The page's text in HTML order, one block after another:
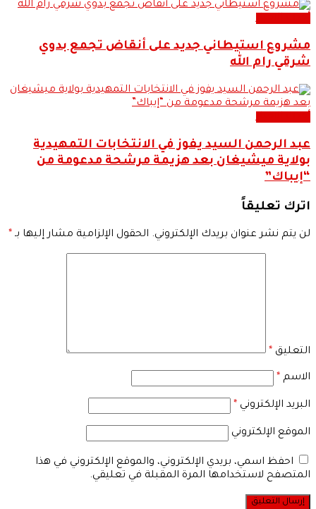
مشروع استيطاني جديد على أنقاض تجمع بدوي
شرقي رام الله
عبد الرحمن السيد يفوز في الانتخابات التمهيدية
بولاية ميشيغان بعد هزيمة مرشحة مدعومة من
“إيباك”
اترك تعليقاً
لن يتم نشر عنوان بريدك الإلكتروني. الحقول الإلزامية مشار إليها بـ *
التعليق *
الاسم *
البريد الإلكتروني *
الموقع الإلكتروني
احفظ اسمي، بريدي الإلكتروني، والموقع الإلكتروني في هذا
المتصفح لاستخدامها المرة المقبلة في تعليقي.